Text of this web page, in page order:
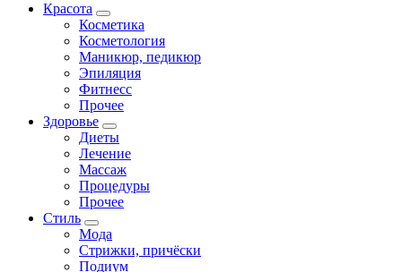
Красота
Косметика
Косметология
Маникюр, педикюр
Эпиляция
Фитнесс
Прочее
Здоровье
Диеты
Лечение
Массаж
Процедуры
Прочее
Стиль
Мода
Стрижки, причёски
Подиум